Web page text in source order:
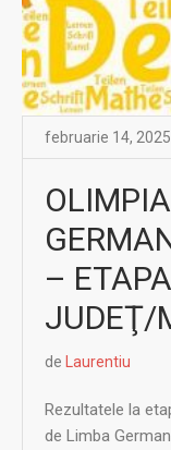
februarie 14, 2025
– ETAPA
JUDEŢ/
de Laurentiu
Rezultatele la
de Limba